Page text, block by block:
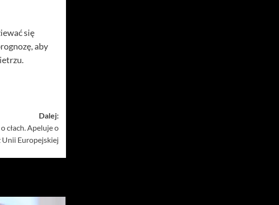
się
aby
Dalej:
cłach. Apeluje o
Europejskiej